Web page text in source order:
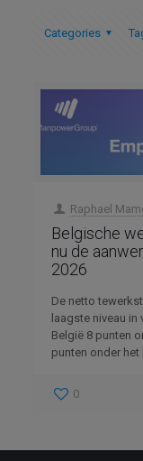
Categories
Raphael
Belgische
nu de
2026
De netto
laagste niveau
België 8 punten
punten onder het
0